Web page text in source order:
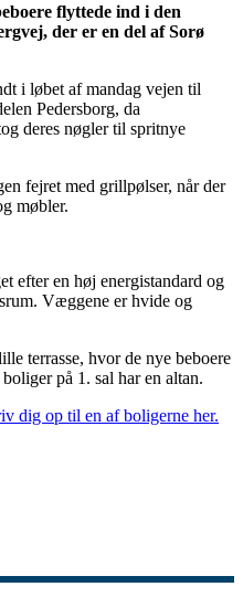
flyttede ind i den
der er en del af Sorø
i løbet af mandag vejen til
Pedersborg, da
deres nøgler til spritnye
fejret med grillpølser, når der
møbler.
efter en høj energistandard og
Væggene er hvide og
terrasse, hvor de nye beboere
på 1. sal har en altan.
dig op til en af boligerne her.